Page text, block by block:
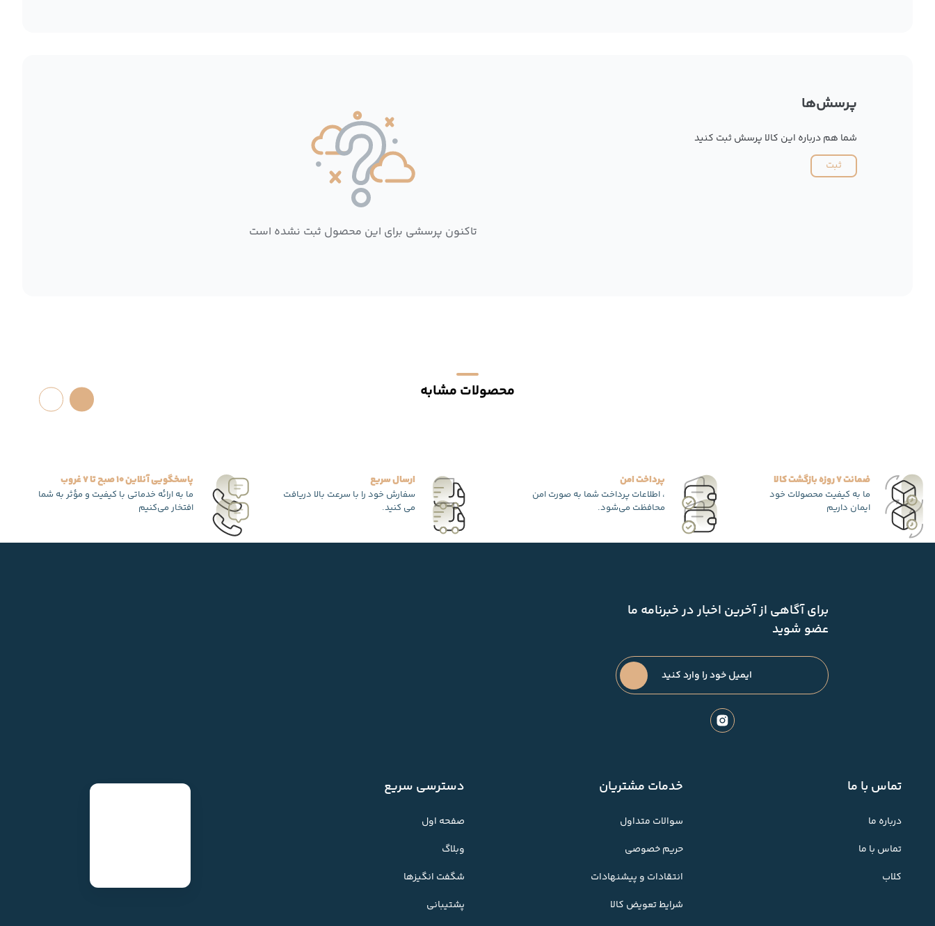
پرسش‌ها
شما هم درباره این کالا پرسش ثبت کنید
ثبت
تاکنون پرسشی برای این محصول ثبت نشده است
محصولات مشابه
ضمانت 7 روزه بازگشت کالا
ما به کیفیت محصولات خود
ایمان داریم
پرداخت امن
، اطلاعات پرداخت شما به صورت امن
محافظت می‌شود.
ارسال سریع
سفارش خود را با سرعت بالا دریافت
می کنید.
پاسخگویی آنلاین 10 صبح تا 7 غروب
ما به ارائه خدماتی با کیفیت و مؤثر به شما
افتخار می‌کنیم
برای آگاهی از آخرین اخبار در خبرنامه ما
عضو شوید
تماس با ما
درباره ما
تماس با ما
کلاب
خدمات مشتریان
سوالات متداول
حریم خصوصی
انتقادات و پیشنهادات
شرایط تعویض کالا
دسترسی سریع
صفحه اول
وبلاگ
شگفت انگیزها
پشتیبانی